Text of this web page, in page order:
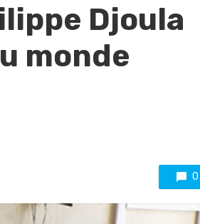
Djoula
monde
0